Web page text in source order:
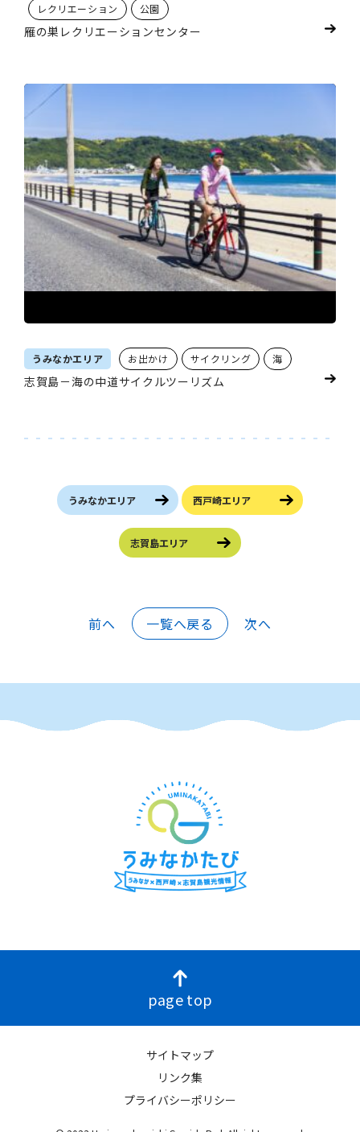
レクリエーション
公園
雁の巣レクリエーションセンター
うみなかエリア お出かけ サイクリング 海
志賀島－海の中道サイクルツーリズム
うみなかエリア 西戸崎エリア
志賀島エリア
前へ 一覧へ戻る 次へ
page top
サイトマップ
リンク集
プライバシーポリシー